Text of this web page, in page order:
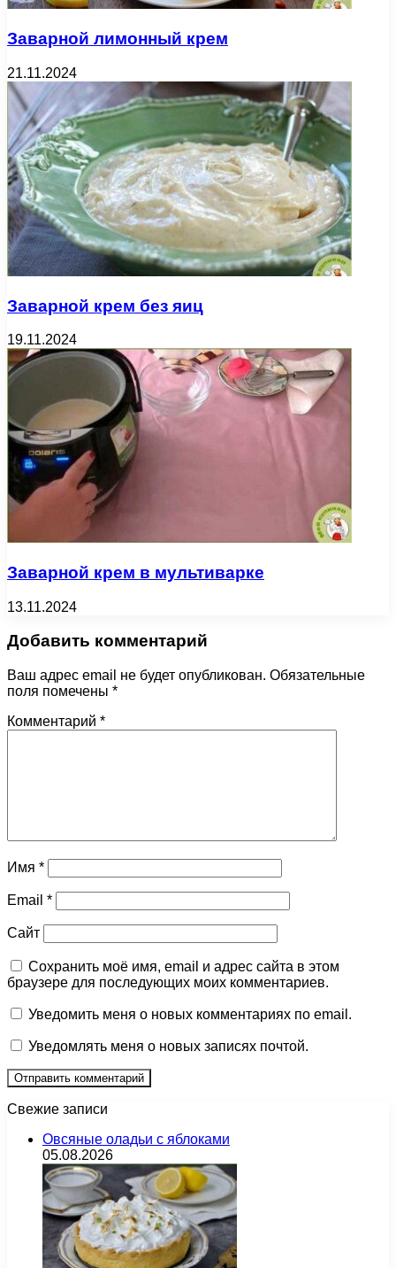
Заварной лимонный крем
21.11.2024
Заварной крем без яиц
19.11.2024
Заварной крем в мультиварке
13.11.2024
Добавить комментарий
Ваш адрес email не будет опубликован. Обязательные
поля помечены *
Комментарий *
Имя *
Email *
Сайт
Сохранить моё имя, email и адрес сайта в этом
браузере для последующих моих комментариев.
Уведомить меня о новых комментариях по email.
Уведомлять меня о новых записях почтой.
Свежие записи
Овсяные оладьи с яблоками
05.08.2026